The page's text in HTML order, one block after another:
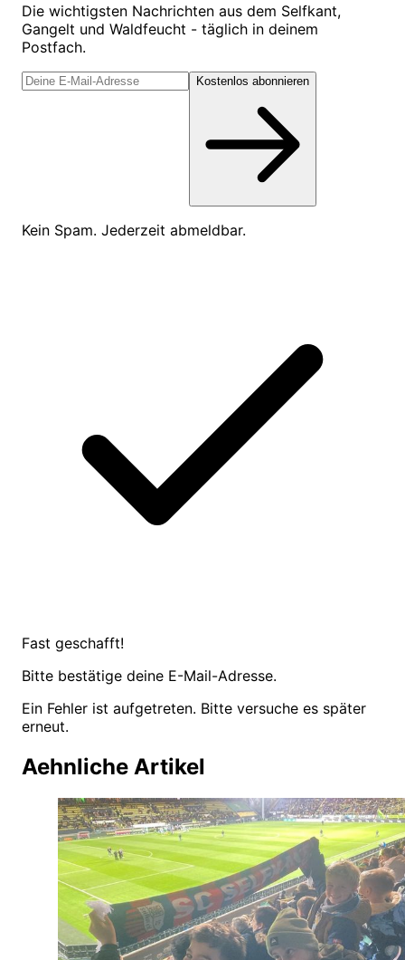
Die wichtigsten Nachrichten aus dem Selfkant,
Gangelt und Waldfeucht - täglich in deinem
Postfach.
Kostenlos abonnieren
Kein Spam. Jederzeit abmeldbar.
Fast geschafft!
Bitte bestätige deine E-Mail-Adresse.
Ein Fehler ist aufgetreten. Bitte versuche es später
erneut.
Aehnliche Artikel